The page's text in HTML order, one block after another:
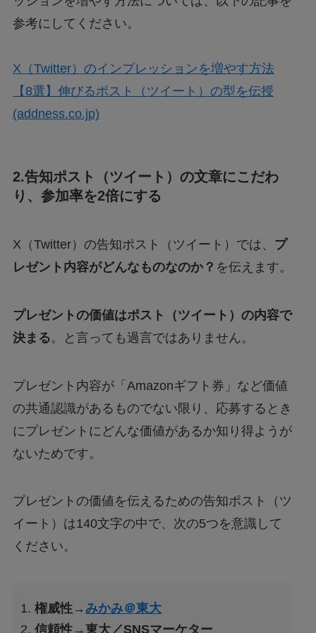
参考にしてください。
X（Twitter）のインプレッションを増やす方法
【8選】伸びるポスト（ツイート）の型を伝授
(addness.co.jp)
2.告知ポスト（ツイート）の文章にこだわ
り、参加率を2倍にする
X（Twitter）の告知ポスト（ツイート）では、 プ
レゼント内容がどんなものなのか？ を伝えます。
プレゼントの価値はポスト（ツイート）の内容で
決まる。と言っても過言ではありません。
プレゼント内容が「Amazonギフト券」など価値
の共通認識があるものでない限り、応募するとき
にプレゼントにどんな価値があるか知り得ようが
ないためです。
プレゼントの価値を伝えるための告知ポスト（ツ
イート）は140文字の中で、次の5つを意識して
ください。
権威性→みかみ＠東大
信頼性→東大／SNSマーケター